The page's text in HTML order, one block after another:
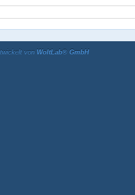
von WoltLab® GmbH